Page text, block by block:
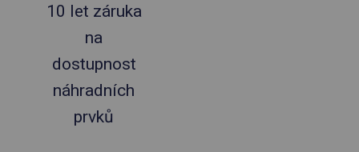
10 let záruka
na
dostupnost
náhradních
prvků